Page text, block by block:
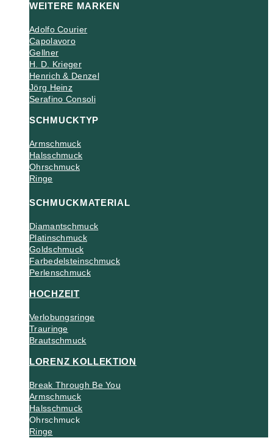
WEITERE MARKEN
Adolfo Courier
Capolavoro
Gellner
H. D. Krieger
Henrich & Denzel
Jörg Heinz
Serafino Consoli
SCHMUCKTYP
Armschmuck
Halsschmuck
Ohrschmuck
Ringe
SCHMUCKMATERIAL
Diamantschmuck
Platinschmuck
Goldschmuck
Farbedelsteinschmuck
Perlenschmuck
HOCHZEIT
Verlobungsringe
Trauringe
Brautschmuck
LORENZ KOLLEKTION
Break Through Be You
Armschmuck
Halsschmuck
Ohrschmuck
Ringe